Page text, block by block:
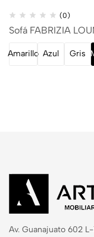
(0)
Sofá FABRIZIA
Amarillo Azul Gris
Av. Guanajuato 602 L-